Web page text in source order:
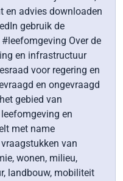
en advies downloaden
gebruik de
Over de
en infrastructuur
voor regering en
en ongevraagd
gebied van
en
met name
van
wonen, milieu,
landbouw, mobiliteit